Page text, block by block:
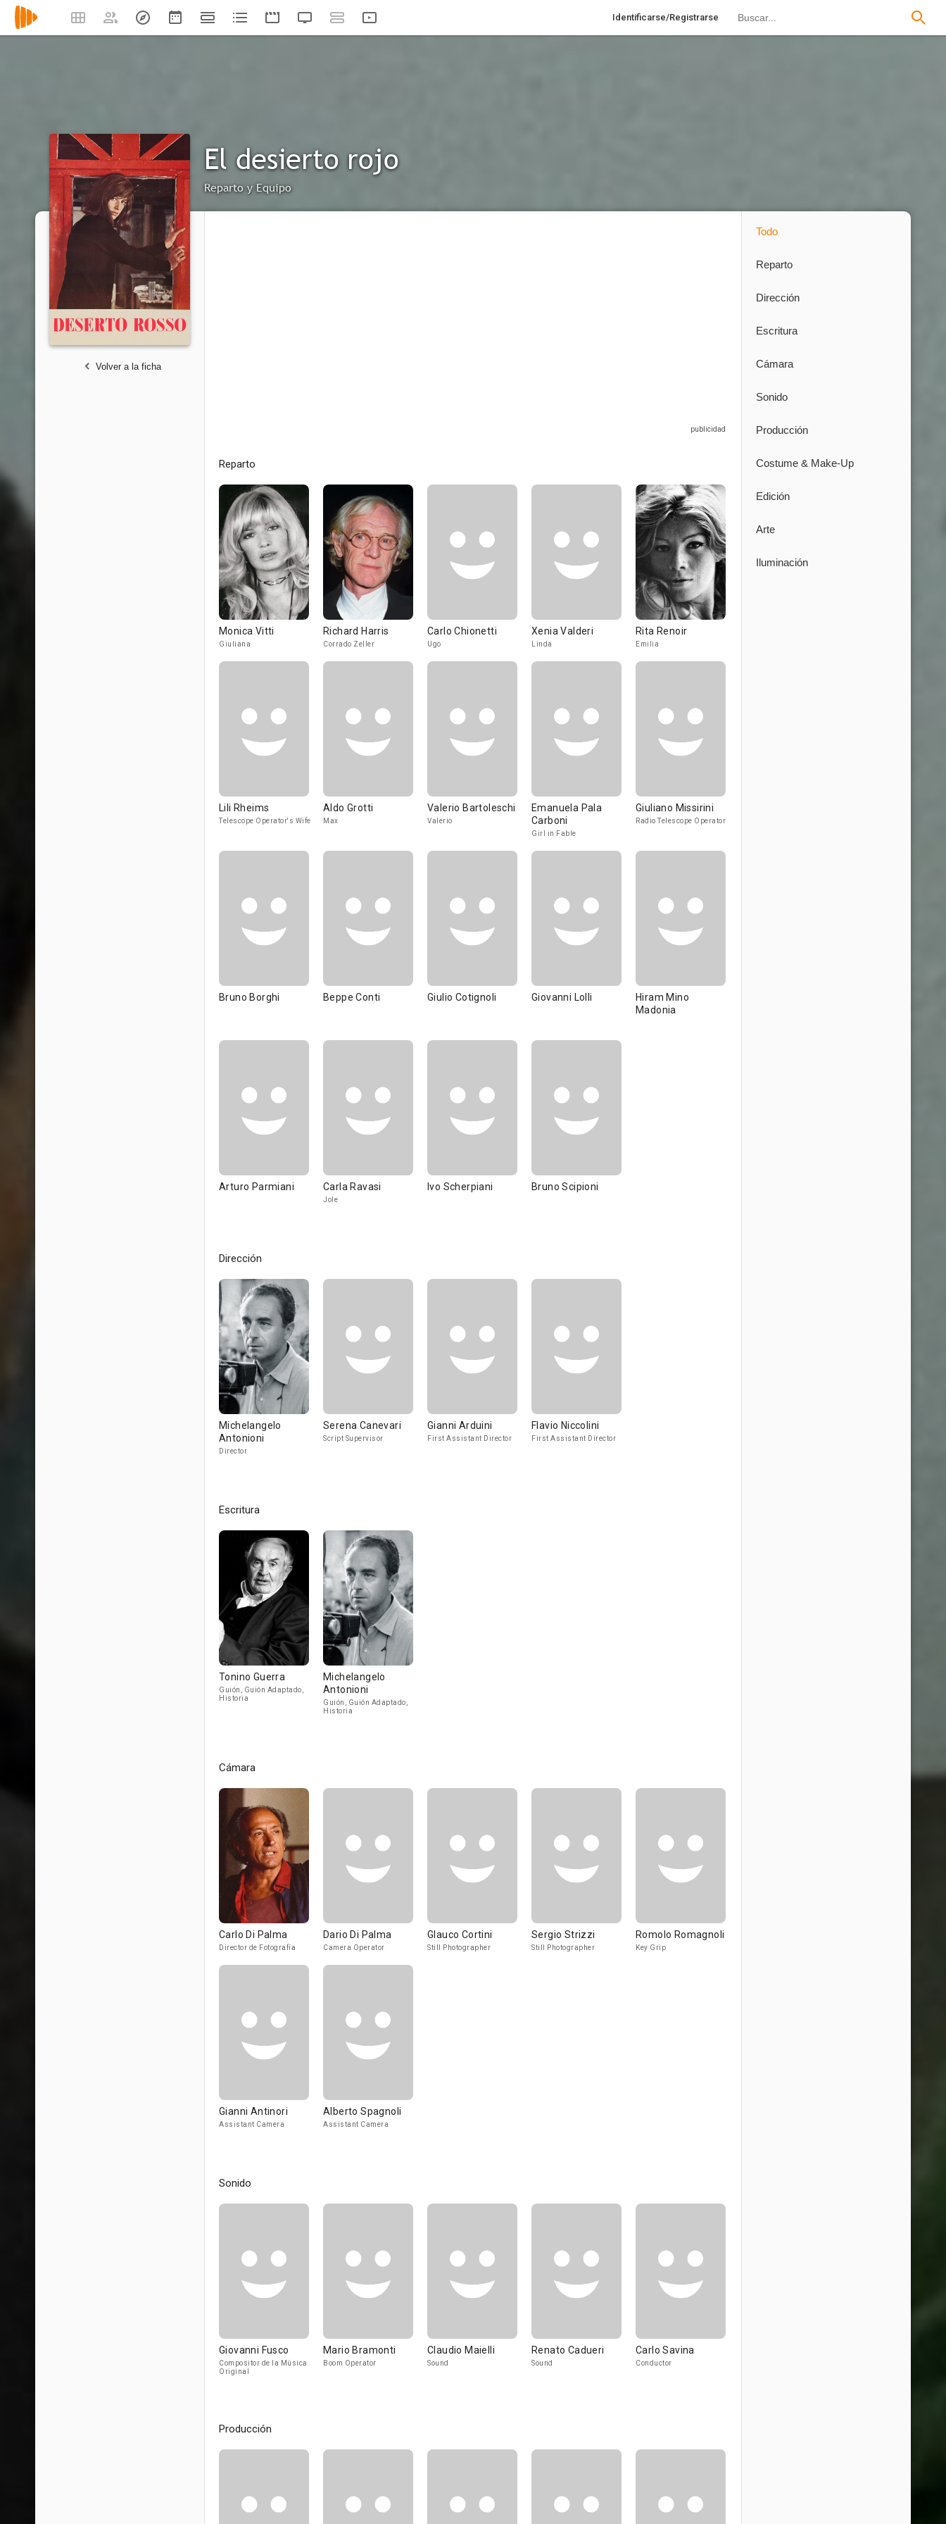
Identificarse/Registrarse
El desierto rojo
Reparto y Equipo
Volver a la ficha
Reparto
Monica Vitti
Giuliana
Richard Harris
Corrado Zeller
Carlo Chionetti
Ugo
Xenia Valderi
Linda
Rita Renoir
Emilia
Lili Rheims
Telescope Operator's Wife
Aldo Grotti
Max
Valerio Bartoleschi
Valerio
Emanuela Pala
Carboni
Girl in Fable
Giuliano Missirini
Radio Telescope Operator
Bruno Borghi Beppe Conti Giulio Cotignoli Giovanni Lolli
Hiram Mino
Madonia
Arturo Parmiani Carla Ravasi
Jole
Ivo Scherpiani Bruno Scipioni
Dirección
Michelangelo
Antonioni
Director
Serena Canevari
Script Supervisor
Gianni Arduini
First Assistant Director
Flavio Niccolini
First Assistant Director
Escritura
Tonino Guerra
Guión, Guión Adaptado,
Historia
Michelangelo
Antonioni
Guión, Guión Adaptado,
Historia
Cámara
Carlo Di Palma
Director de Fotografía
Dario Di Palma
Camera Operator
Glauco Cortini
Still Photographer
Sergio Strizzi
Still Photographer
Romolo Romagnoli
Key Grip
Gianni Antinori
Assistant Camera
Alberto Spagnoli
Assistant Camera
Sonido
Giovanni Fusco
Compositor de la Música
Original
Mario Bramonti
Boom Operator
Claudio Maielli
Sound
Renato Cadueri
Sound
Carlo Savina
Conductor
Producción
Todo
Reparto
Dirección
Escritura
Cámara
Sonido
Producción
Costume & Make-Up
Edición
Arte
Iluminación